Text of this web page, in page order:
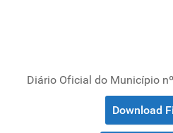
Diário Oficial do Município
Download